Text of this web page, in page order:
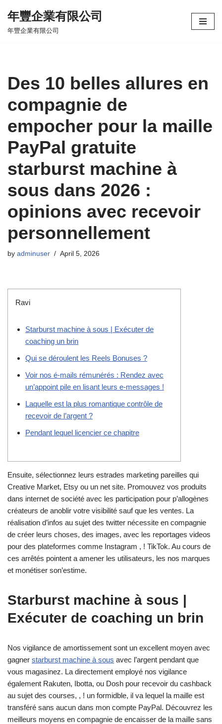
Skip
年豐企業有限公司
年豐企業有限公司
Des 10 belles allures en
compagnie de
empocher pour la maille
PayPal gratuite
starburst machine à
sous dans 2026 :
opinions avec recevoir
personnellement
by adminuser April 5, 2026
Ravi
Starburst machine à sous | Exécuter de
coaching un brin
Qui se déroulent les Reels Bonuses ?
Voir nos é-mails rémunérés : Rendez avec
un’appoint pile en lisant leurs e-messages !
Laquelle est la plus romantique contrôle de
recevoir de l’argent ?
Pendant lequel licencier ce chapitre
Ensuite, sélectionnez leurs estrades marketing pareilles qui
Creative Market, Etsy ou un net site. Promouvez vos produits
dans internet de société avec les participation pour p’allogènes
créateurs de anoblir votre visibilité sauf que les ventes. La
réalisation d’infos au sujet des twitter nécessite en compagnie
de créer leurs choses, des images, avec les reportages videos
pour des plateformes comme Instagram , ! TikTok. Au cours de
ces arrêtés pointent a amener les utilisateurs, les nos marques
et monétiser son’estime.
Starburst machine à sous |
Exécuter de coaching un brin
Nos vigilance de amortissement sont un excellent moyen avec
gagner starburst machine à sous avec l’argent pendant que
vous magasinez. La directement employé nos vigilance
également Rakuten, Ibotta, ou Dosh pour recevoir du cashback
au sujet des courses, , ! un formidble, il va lequel la maille est
transféré sans aucun dans mon compte PayPal. Découvrez les
meilleurs moyens en compagnie de encaisser de la maille sans